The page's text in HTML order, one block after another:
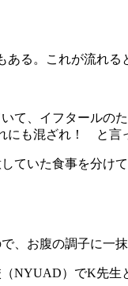
る。これが流れ
て、イフタールの
にも混ざれ！ と言
ていた食事を分け
、お腹の調子に一
NYUAD）でK先